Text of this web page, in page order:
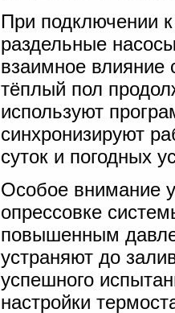
При подключении
раздельные
взаимное влияние
тёплый пол
используют
синхронизируют
суток и погодных
Особое внимание
опрессовке
повышенным
устраняют до
успешного
настройки